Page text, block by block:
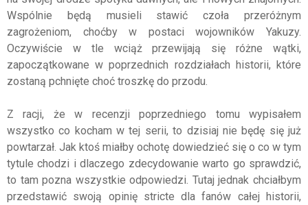
Wspólnie będą musieli stawić czoła przeróżnym
zagrożeniom, choćby w postaci wojowników Yakuzy.
Oczywiście w tle wciąż przewijają się różne wątki,
zapoczątkowane w poprzednich rozdziałach historii, które
zostaną pchnięte choć troszkę do przodu.
Z racji, że w recenzji poprzedniego tomu wypisałem
wszystko co kocham w tej serii, to dzisiaj nie będę się już
powtarzał. Jak ktoś miałby ochotę dowiedzieć się o co w tym
tytule chodzi i dlaczego zdecydowanie warto go sprawdzić,
to tam pozna wszystkie odpowiedzi. Tutaj jednak chciałbym
przedstawić swoją opinię stricte dla fanów całej historii,